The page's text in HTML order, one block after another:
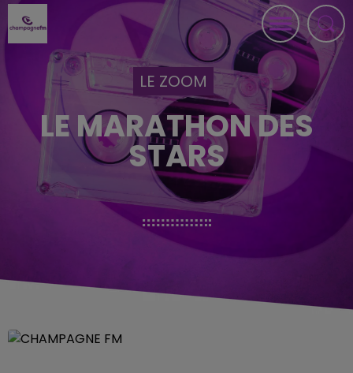
LE ZOOM
LE MARATHON DES
STARS